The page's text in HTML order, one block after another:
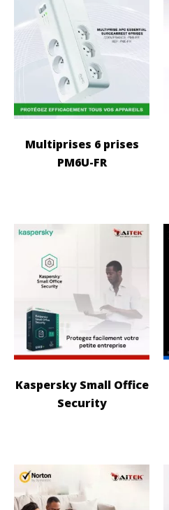
Multiprises 6 prises
PM6U-FR
Kaspersky Small Office
Security